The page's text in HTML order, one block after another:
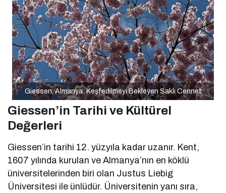
Giessen, Almanya: Keşfedilmeyi Bekleyen Saklı Cennet
Giessen’in Tarihi ve Kültürel
Değerleri
Giessen’in tarihi 12. yüzyıla kadar uzanır. Kent,
1607 yılında kurulan ve Almanya’nın en köklü
üniversitelerinden biri olan Justus Liebig
Üniversitesi ile ünlüdür. Üniversitenin yanı sıra,